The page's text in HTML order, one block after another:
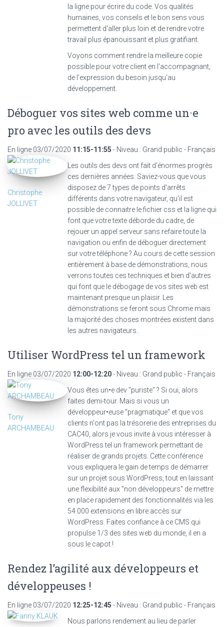
la ligne pour écrire du code. Vos qualités
humaines, vos conseils et le bon sens vous
permettent d'aller plus loin et de rendre votre
travail plus épanouissant et plus gratifiant.
Voyons comment rendre la meilleure copie
possible pour votre client en l'accompagnant,
de l'expression du besoin jusqu'au
développement.
Déboguer vos sites web comme un·e
pro avec les outils des devs
En ligne 03/07/2020 11:15-11:55 - Niveau : Grand public - Français
Les outils des devs ont fait d'énormes progrès
ces dernières années. Saviez-vous que vous
disposez de 7 types de points d'arrêts
différents dans votre navigateur, qu'il est
possible de connaitre le fichier css et la ligne qui
font que votre texte déborde du cadre, de
rejouer un appel serveur sans refaire toute la
navigation ou enfin de déboguer directement
sur votre téléphone ? Au cours de cette session
entièrement à base de démonstrations, nous
verrons toutes ces techniques et bien d'autres
qui font que le débogage de vos sites web est
maintenant presque un plaisir. Les
démonstrations se feront sous Chrome mais
la majorité des choses montrées existent dans
les autres navigateurs.
Christophe
JOLLIVET
Utiliser WordPress tel un framework
En ligne 03/07/2020 12:00-12:20- Niveau : Grand public - Français
Vous êtes un•e dev "puriste" ? Si oui, alors
faites demi-tour. Mais si vous un
développeur•euse "pragmatique" et que vos
clients n'ont pas la trésorerie des entreprises du
CAC40, alors je vous invite à vous intéresser à
WordPress tel un framework permettant de
réaliser de grands projets. Cette conférence
vous expliquera le gain de temps de démarrer
sur un projet sous WordPress, tout en laissant
une flexibilité aux "non développeurs" de mettre
en place rapidement des fonctionnalités via les
54.000 extensions en libre accès sur
WordPress. Faites confiance à ce CMS qui
propulse 1/3 des sites web du monde, il en a
sous le capot !
Tony
ARCHAMBEAU
Rendez l’agilité aux développeurs et
développeuses !
En ligne 03/07/2020 12:25-12:45 - Niveau : Grand public - Français
Nous parlons rendement au lieu de parler